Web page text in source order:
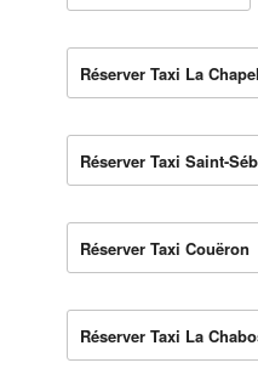
Réserver Taxi La
Réserver Taxi Saint-
Réserver Taxi Couëron
Réserver Taxi La